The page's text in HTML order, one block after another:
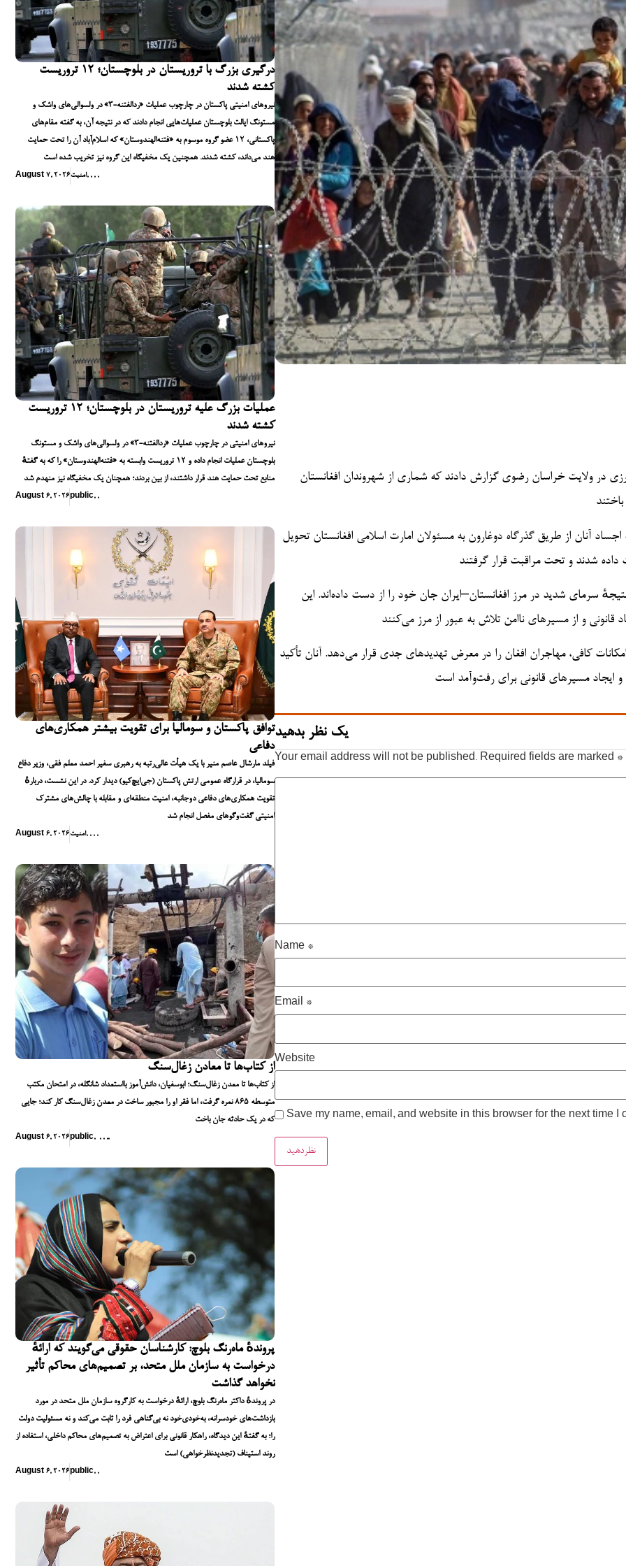
درگیری بزرگ با تروریستان در بلوچستان؛ ۱۲ تروریست
کشته شدند
نیروهای امنیتی پاکستان در چارچوب عملیات «ردالفتنه-۳» در ولسوالی‌های واشک و
مستونگ ایالت بلوچستان عملیات‌هایی انجام دادند که در نتیجه آن، به گفته مقام‌های
پاکستانی، ۱۲ عضو گروه موسوم به «فتنه‌الهندوستان» که اسلام‌آباد آن را تحت حمایت
هند می‌داند، کشته شدند. همچنین یک مخفیگاه این گروه نیز تخریب شده است
August 7, 2026امنیت, , , ,
عملیات بزرگ علیه تروریستان در بلوچستان؛ ۱۲ تروریست
کشته شدند
نیروهای امنیتی در چارچوب عملیات «ردالفتنه-۳» در ولسوالی‌های واشک و مستونگ
بلوچستان عملیات انجام داده و ۱۲ تروریست وابسته به «فتنه‌الهندوستان» را که به گفتهٔ
منابع تحت حمایت هند قرار داشتند، از بین بردند؛ همچنان یک مخفیگاه نیز منهدم شد
August 6, 2026 public, ,
توافق پاکستان و سومالیا برای تقویت بیشتر همکاری‌های
دفاعی
فیلد مارشال عاصم منیر با یک هیأت عالی‌رتبه به رهبری سفیر احمد معلم فقی، وزیر دفاع
سومالیا، در قرارگاه عمومی ارتش پاکستان (جی‌ایچ‌کیو) دیدار کرد. در این نشست، دربارهٔ
تقویت همکاری‌های دفاعی دوجانبه، امنیت منطقه‌ای و مقابله با چالش‌های مشترک
امنیتی گفت‌وگوهای مفصل انجام شد
August 6, 2026امنیت, , , ,
از کتاب‌ها تا معادن زغال‌سنگ
از کتاب‌ها تا معدن زغال‌سنگ؛ ابوسفیان، دانش‌آموز بااستعداد شانگله، در امتحان مکتب
متوسطه ۸۶۵ نمره گرفت، اما فقر او را مجبور ساخت در معدن زغال‌سنگ کار کند؛ جایی
که در یک حادثه جان باخت
August 6, 2026 public, ,,,,
پروندهٔ ماه‌رنگ بلوچ: کارشناسان حقوقی می‌گویند که ارائهٔ
درخواست به سازمان ملل متحد، بر تصمیم‌های محاکم تأثیر
نخواهد گذاشت
در پروندهٔ داکتر ماه‌رنگ بلوچ، ارائهٔ درخواست به کارگروه سازمان ملل متحد در مورد
بازداشت‌های خودسرانه، به‌خودی‌خود نه بی‌گناهی فرد را ثابت می‌کند و نه مسئولیت دولت
را؛ به گفتهٔ این دیدگاه، راهکار قانونی برای اعتراض به تصمیم‌های محاکم داخلی، استفاده از
روند استیناف (تجدیدنظرخواهی) است
August 6, 2026 public, ,
نیروهای مرزی در ولایت خراسان رضوی گزارش دادند که شماری از شهروندان افغانستان
آنان از طریق گذرگاه دوغارون به مسئولان امارت اسلامی افغانستان تحویل
سرمای شدید در مرز افغانستان–ایران جان خود را از دست داده‌اند. این
کافی، مهاجران افغان را در معرض تهدیدهای جدی قرار می‌دهد. آنان تأکید
ایجاد مسیرهای قانونی برای رفت‌وآمد است
یک نظر بدهید
Your email address will not be published. Required fields are marked *
Name *
Email *
Website
Save my name, email, and website in this browser for the next time I